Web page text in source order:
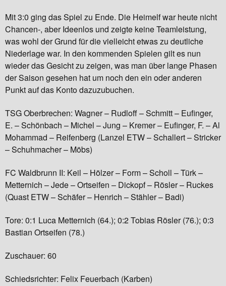
Mit 3:0 ging das Spiel zu Ende. Die Heimelf war heute nicht
Chancen-, aber Ideenlos und zeigte keine Teamleistung,
was wohl der Grund für die vielleicht etwas zu deutliche
Niederlage war. In den kommenden Spielen gilt es nun
wieder das Gesicht zu zeigen, was man über lange Phasen
der Saison gesehen hat um noch den ein oder anderen
Punkt auf das Konto dazuzubuchen.
TSG Oberbrechen: Wagner – Rudloff – Schmitt – Eufinger,
E. – Schönbach – Michel – Jung – Kremer – Eufinger, F. – Al
Mohammad – Reifenberg (Lanzel ETW – Schallert – Stricker
– Schuhmacher – Möbs)
FC Waldbrunn II: Keil – Hölzer – Form – Scholl – Türk –
Metternich – Jede – Ortseifen – Dickopf – Rösler – Ruckes
(Quast ETW – Schäfer – Henrich – Stähler – Badi)
Tore: 0:1 Luca Metternich (64.); 0:2 Tobias Rösler (76.); 0:3
Bastian Ortseifen (78.)
Zuschauer: 60
Schiedsrichter: Felix Feuerbach (Karben)